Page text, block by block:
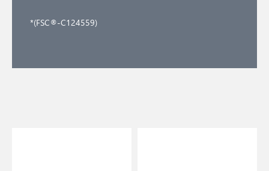
*(FSC®-C124559)